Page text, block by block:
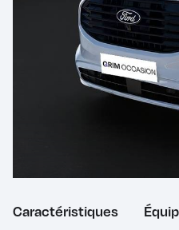
Caractéristiques